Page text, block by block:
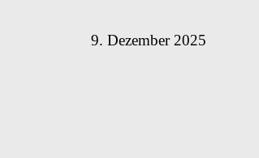
9. Dezember 2025